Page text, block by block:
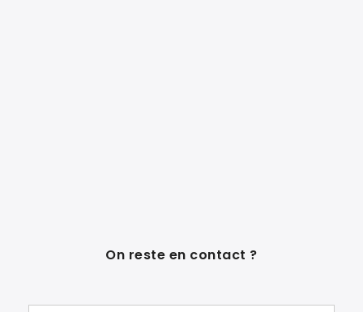
On reste en contact ?